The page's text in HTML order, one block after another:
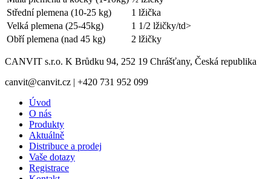
Střední plemena (10-25 kg)
1 lžička
Velká plemena (25-45kg)
1 1/2 lžičky/td>
Obří plemena (nad 45 kg)
2 lžičky
CANVIT s.r.o. K Brůdku 94, 252 19 Chrášťany, Česká republika
canvit@canvit.cz | +420 731 952 099
Úvod
O nás
Produkty
Aktuálně
Distribuce a prodej
Vaše dotazy
Registrace